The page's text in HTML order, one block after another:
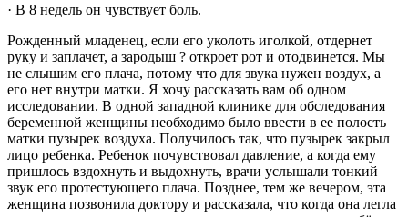
· В 8 недель он чувствует боль.
Рожденный младенец, если его уколоть иголкой, отдернет
руку и заплачет, а зародыш ? откроет рот и отодвинется. Мы
не слышим его плача, потому что для звука нужен воздух, а
его нет внутри матки. Я хочу рассказать вам об одном
исследовании. В одной западной клинике для обследования
беременной женщины необходимо было ввести в ее полость
матки пузырек воздуха. Получилось так, что пузырек закрыл
лицо ребенка. Ребенок почувствовал давление, а когда ему
пришлось вздохнуть и выдохнуть, врачи услышали тонкий
звук его протестующего плача. Позднее, тем же вечером, эта
женщина позвонила доктору и рассказала, что когда она легла